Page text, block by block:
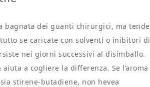
bagnata dei guanti chirurgici, ma tende
se caricate con solventi o inibitori di
nei giorni successivi al disimballo.
a cogliere la differenza. Se l’aroma
stirene-butadiene, non hevea